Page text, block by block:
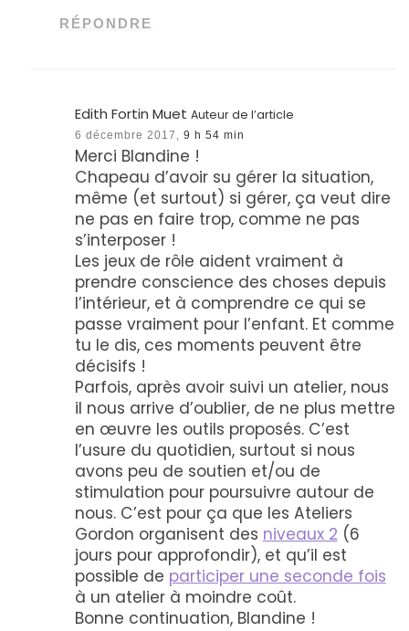
RÉPONDRE
Edith Fortin Muet Auteur de l’article
6 décembre 2017, 9 h 54 min
Merci Blandine !
Chapeau d’avoir su gérer la situation,
même (et surtout) si gérer, ça veut dire
ne pas en faire trop, comme ne pas
s’interposer !
Les jeux de rôle aident vraiment à
prendre conscience des choses depuis
l’intérieur, et à comprendre ce qui se
passe vraiment pour l’enfant. Et comme
tu le dis, ces moments peuvent être
décisifs !
Parfois, après avoir suivi un atelier, nous
il nous arrive d’oublier, de ne plus mettre
en œuvre les outils proposés. C’est
l’usure du quotidien, surtout si nous
avons peu de soutien et/ou de
stimulation pour poursuivre autour de
nous. C’est pour ça que les Ateliers
Gordon organisent des niveaux 2 (6
jours pour approfondir), et qu’il est
possible de participer une seconde fois
à un atelier à moindre coût.
Bonne continuation, Blandine !